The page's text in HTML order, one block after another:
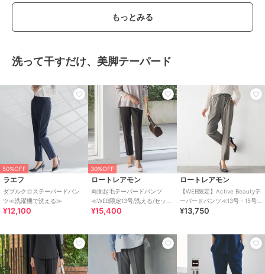
もっとみる
洗って干すだけ、美脚テーパード
50%OFF
ラエフ
ダブルクロステーパードパン
ツ≪洗濯機で洗える≫
¥12,100
30%OFF
ロートレアモン
両面起毛テーパードパンツ
≪WEB限定13号/洗える/セット
アップ対応≫
¥15,400
ロートレアモン
【WEB限定】Active Beautyテ
ーパードパンツ≪13号・15号
あり/洗濯機で洗える≫
¥13,750